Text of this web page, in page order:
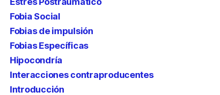
Fobia Social
Fobias de impulsión
Fobias Específicas
Hipocondría
Interacciones contraproducentes
Introducción